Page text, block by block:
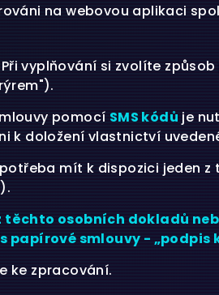
na webovou aplikaci
vyplňování si zvolíte
pomocí SMS kódů je
k doložení vlastnictví
mít k dispozici jeden
).
těchto osobních dokladů
papírové smlouvy - „podpis
ke zpracování.